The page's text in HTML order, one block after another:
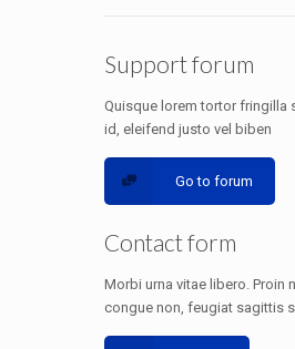
Support forum
Quisque lorem tortor fringilla
id, eleifend justo vel biben
Go to forum
Contact form
Morbi urna vitae libero. Proin
congue non, feugiat sagittis